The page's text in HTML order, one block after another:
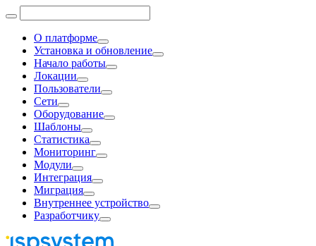
О платформе
Установка и обновление
Начало работы
Локации
Пользователи
Сети
Оборудование
Шаблоны
Статистика
Мониторинг
Модули
Интеграция
Миграция
Внутреннее устройство
Разработчику